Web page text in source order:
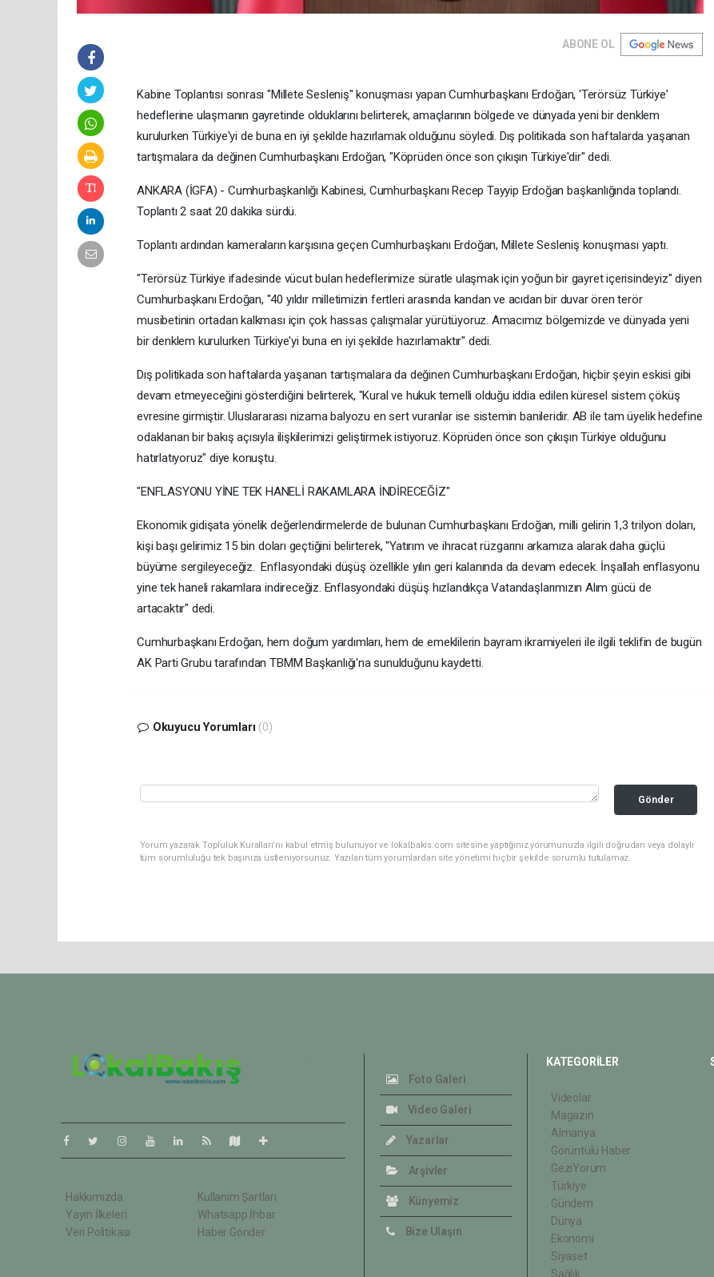
ABONE OL
Kabine Toplantısı sonrası "Millete Sesleniş" konuşması yapan Cumhurbaşkanı Erdoğan, 'Terörsüz Türkiye'
hedeflerine ulaşmanın gayretinde olduklarını belirterek, amaçlarının bölgede ve dünyada yeni bir denklem
kurulurken Türkiye'yi de buna en iyi şekilde hazırlamak olduğunu söyledi. Dış politikada son haftalarda yaşanan
tartışmalara da değinen Cumhurbaşkanı Erdoğan, "Köprüden önce son çıkışın Türkiye'dir" dedi.
ANKARA (İGFA) - Cumhurbaşkanlığı Kabinesi, Cumhurbaşkanı Recep Tayyip Erdoğan başkanlığında toplandı.
Toplantı 2 saat 20 dakika sürdü.
Toplantı ardından kameraların karşısına geçen Cumhurbaşkanı Erdoğan, Millete Sesleniş konuşması yaptı.
"Terörsüz Türkiye ifadesinde vücut bulan hedeflerimize süratle ulaşmak için yoğun bir gayret içerisindeyiz" diyen
Cumhurbaşkanı Erdoğan, "40 yıldır milletimizin fertleri arasında kandan ve acıdan bir duvar ören terör
musibetinin ortadan kalkması için çok hassas çalışmalar yürütüyoruz. Amacımız bölgemizde ve dünyada yeni
bir denklem kurulurken Türkiye'yi buna en iyi şekilde hazırlamaktır" dedi.
Dış politikada son haftalarda yaşanan tartışmalara da değinen Cumhurbaşkanı Erdoğan, hiçbir şeyin eskisi gibi
devam etmeyeceğini gösterdiğini belirterek, "Kural ve hukuk temelli olduğu iddia edilen küresel sistem çöküş
evresine girmiştir. Uluslararası nizama balyozu en sert vuranlar ise sistemin banileridir. AB ile tam üyelik hedefine
odaklanan bir bakış açısıyla ilişkilerimizi geliştirmek istiyoruz. Köprüden önce son çıkışın Türkiye olduğunu
hatırlatıyoruz" diye konuştu.
"ENFLASYONU YİNE TEK HANELİ RAKAMLARA İNDİRECEĞİZ"
Ekonomik gidişata yönelik değerlendirmelerde de bulunan Cumhurbaşkanı Erdoğan, milli gelirin 1,3 trilyon doları,
kişi başı gelirimiz 15 bin doları geçtiğini belirterek, "Yatırım ve ihracat rüzgarını arkamıza alarak daha güçlü
büyüme sergileyeceğiz. Enflasyondaki düşüş özellikle yılın geri kalanında da devam edecek. İnşallah enflasyonu
yine tek haneli rakamlara indireceğiz. Enflasyondaki düşüş hızlandıkça Vatandaşlarımızın Alım gücü de
artacaktır" dedi.
Cumhurbaşkanı Erdoğan, hem doğum yardımları, hem de emeklilerin bayram ikramiyeleri ile ilgili teklifin de bugün
AK Parti Grubu tarafından TBMM Başkanlığı'na sunulduğunu kaydetti.
Okuyucu Yorumları (0)
Gönder
Yorum yazarak Topluluk Kuralları’nı kabul etmiş bulunuyor ve lokalbakis.com sitesine yaptığınız yorumunuzla ilgili doğrudan veya dolaylı
tüm sorumluluğu tek başınıza üstleniyorsunuz. Yazılan tüm yorumlardan site yönetimi hiçbir şekilde sorumlu tutulamaz.
Hakkımızda
Yayın İlkeleri
Veri Politikası
Kullanım Şartları
Whatsapp İhbar
Haber Gönder
Foto Galeri
Video Galeri
Yazarlar
Arşivler
Künyemiz
Bize Ulaşın
KATEGORİLER
Videolar
Magazin
Almanya
Görüntülü Haber
GeziYorum
Türkiye
Gündem
Dünya
Ekonomi
Siyaset
Sağlık